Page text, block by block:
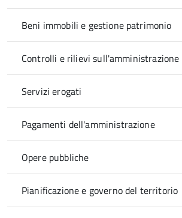
Beni immobili e gestione patrimonio
Controlli e rilievi sull'amministrazione
Servizi erogati
Pagamenti dell'amministrazione
Opere pubbliche
Pianificazione e governo del territorio